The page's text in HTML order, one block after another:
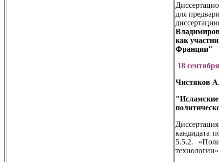
для
как
Франции"
18
Чистяков
кандидата
5.5.2.